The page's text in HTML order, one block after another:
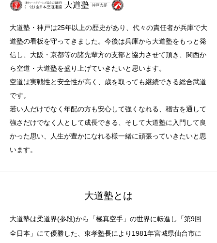
大道塾・神戸は25年以上の歴史があり、代々の責任者が兵庫で大
道塾の看板を守ってきました。今後は兵庫から大道塾をもっと発
信し、大阪・京都等の諸先輩方の支部と協力させて頂き、関西か
ら空道・大道塾を盛り上げていきたいと思います。
空道は実戦性と安全性が高く、歳を取っても継続できる総合武道
です。
若い人だけでなく年配の方も安心して強くなれる、稽古を通して
強さだけでなく人として成長できる、そして大道塾に入門して良
かった思い、人生が豊かになれる様一緒に頑張っていきたいと思
います。
大道塾とは
大道塾は柔道界(参段)から「極真空手」の世界に転進し「第9回
全日本」にて優勝した、東孝塾長により1981年宮城県仙台市に